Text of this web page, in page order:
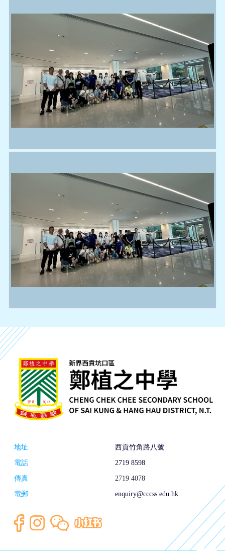
地址
西貢竹角路八號
電話
2719 8598
傳真
2719 4078
電郵
enquiry@cccss.edu.hk